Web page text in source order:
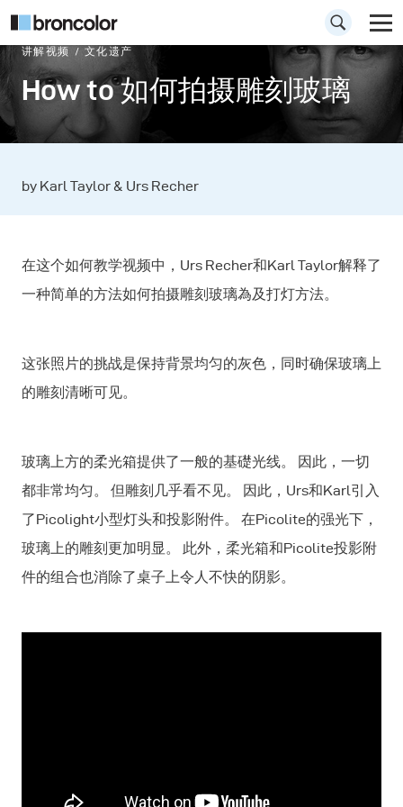
讲解视频 文化遗产
How to 如何拍摄雕刻玻璃
by Karl Taylor & Urs Recher
在这个如何教学视频中，Urs Recher和Karl Taylor解释了
一种简单的方法如何拍摄雕刻玻璃為及打灯方法。
这张照片的挑战是保持背景均匀的灰色，同时确保玻璃上
的雕刻清晰可见。
玻璃上方的柔光箱提供了一般的基礎光线。 因此，一切
都非常均匀。 但雕刻几乎看不见。 因此，Urs和Karl引入
了Picolight小型灯头和投影附件。 在Picolite的强光下，
玻璃上的雕刻更加明显。 此外，柔光箱和Picolite投影附
件的组合也消除了桌子上令人不快的阴影。